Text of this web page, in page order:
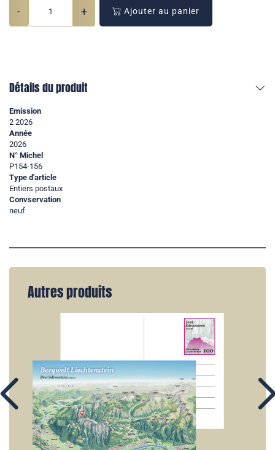
- + Ajouter au panier
Détails du produit
Emission
2 2026
Année
2026
N° Michel
P154-156
Type d'article
Entiers postaux
Convservation
neuf
Autres produits